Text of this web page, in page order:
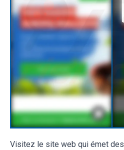
Visitez le site web qui émet